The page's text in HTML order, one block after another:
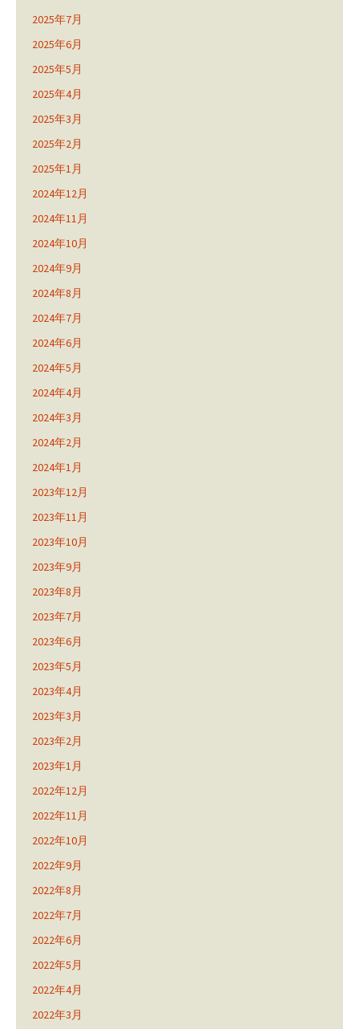
2025年7月
2025年6月
2025年5月
2025年4月
2025年3月
2025年2月
2025年1月
2024年12月
2024年11月
2024年10月
2024年9月
2024年8月
2024年7月
2024年6月
2024年5月
2024年4月
2024年3月
2024年2月
2024年1月
2023年12月
2023年11月
2023年10月
2023年9月
2023年8月
2023年7月
2023年6月
2023年5月
2023年4月
2023年3月
2023年2月
2023年1月
2022年12月
2022年11月
2022年10月
2022年9月
2022年8月
2022年7月
2022年6月
2022年5月
2022年4月
2022年3月